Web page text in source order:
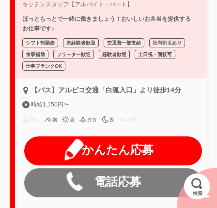
キッチンスタッフ【アルバイト・パート】
ほっともっとで一緒に働きましょう！おいしいお弁当を提供する
お仕事です♪
シフト制勤務 未経験者歓迎 交通費一部支給 社内割引あり
食事補助 フリーター歓迎 経験者歓迎 土日祝・面接可
仕事ブランクOK
【バス】アルピコ交通「白狐入口」より徒歩14分
時給1,150円〜
早朝 朝 昼 夕方 夜 深夜
かんたん応募
電話応募
検索